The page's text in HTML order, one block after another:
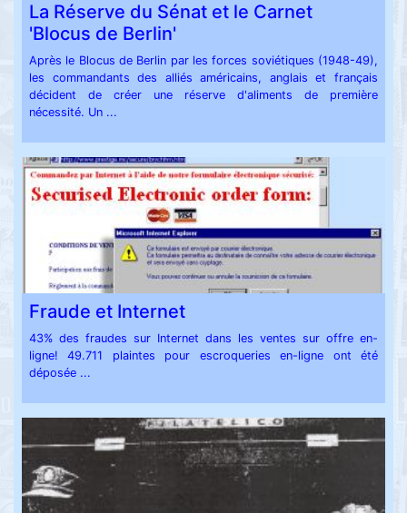
La Réserve du Sénat et le Carnet
'Blocus de Berlin'
Après le Blocus de Berlin par les forces soviétiques (1948-49),
les commandants des alliés américains, anglais et français
décident de créer une réserve d'aliments de première
nécessité. Un ...
Fraude et Internet
43% des fraudes sur Internet dans les ventes sur offre en-
ligne! 49.711 plaintes pour escroqueries en-ligne ont été
déposée ...